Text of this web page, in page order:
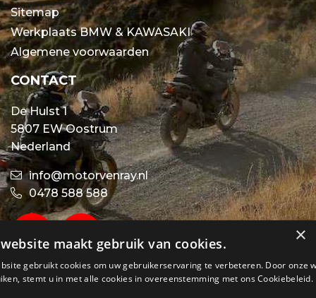
Sitemap
Werkplaats BMW & KAWASAKI
Algemene voorwaarden
CONTACT
De Hulst 1
5807 EW Oostrum
Nederland
info@motorvenray.nl
0478 588 588
×
maakt gebruik van cookies.
gebruikt cookies om uw gebruikerservaring te verbeteren. Door onze
stemt u in met alle cookies in overeenstemming met ons Cookiebeleid.